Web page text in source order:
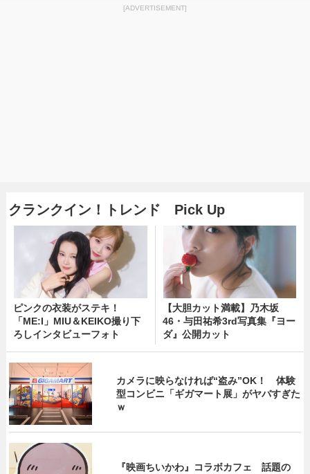
[ADVERTISEMENT]
クランクイン！トレンド Pick Up
ピンクの衣装がステキ！
「ME:I」MIU＆KEIKO撮り下
ろしインタビューフォト
【大胆カット満載】乃木坂
46・与田祐希3rd写真集『ヨー
ダ』公開カット
カメラに映らなければ“盗み”OK！ 体験
型コンビニ「ギガマート展」がヤバすぎた
ｗ
『映画ちいかわ』コラボカフェ 話題の